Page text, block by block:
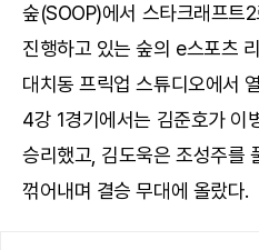
숲(SOOP)에서 스타크래프트
진행하고 있는 숲의 e스포츠
대치동 프릭업 스튜디오에서
4강 1경기에서는 김준호가 이
승리했고, 김도욱은 조성주를
꺾어내며 결승 무대에 올랐다.